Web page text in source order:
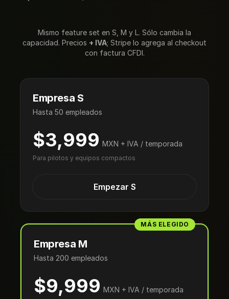
Mismo feature set en S, M y L. Sólo cambia la
capacidad. Precios + IVA; Stripe lo agrega al checkout
con factura CFDI.
Empresa S
Hasta 50 empleados
$3,999 MXN + IVA / temporada
Para pilotos y equipos compactos
Empezar S
MÁS ELEGIDO
Empresa M
Hasta 200 empleados
$9,999 MXN + IVA / temporada